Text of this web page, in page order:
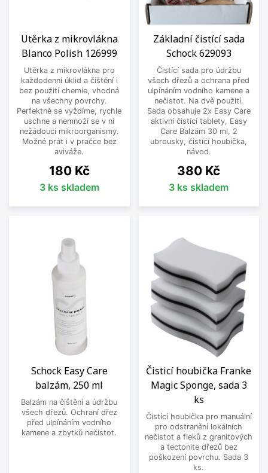
Utěrka z mikrovlákna
Blanco Polish 126999
Utěrka z mikrovlákna pro
každodenní úklid a čištění i
bez použití chemie, vhodná
na všechny povrchy.
Perfektně se vyždíme, rychle
uschne a nemnoží se v ní
nežádoucí mikroorganismy.
Možné prát i v pračce bez
aviváže.
Cena
180 Kč
3 ks skladem
Základní čistící sada
Schock 629093
Čistící sada pro údržbu
všech dřezů a ochrana před
ulpínáním vodního kamene a
nečistot. Na dvě použití.
Sada obsahuje 2x Easy Care
aktivní čistící tablety, Easy
Care Balzám 30 ml, 2
ubrousky, čistící houbička,
návod.
Cena
380 Kč
3 ks skladem
Schock Easy Care
balzám, 250 ml
Balzám na čištění a údržbu
všech dřezů. Ochraní dřez
před ulpínáním vodního
kamene a zbytků nečistot.
Čisticí houbička Franke
Magic Sponge, sada 3
ks
Čistící houbička pro manuální
pro odstranění lokálních
nečistot a fleků z granitových
a tectonite dřezů bez
poškození povrchu. Sada 3
ks.